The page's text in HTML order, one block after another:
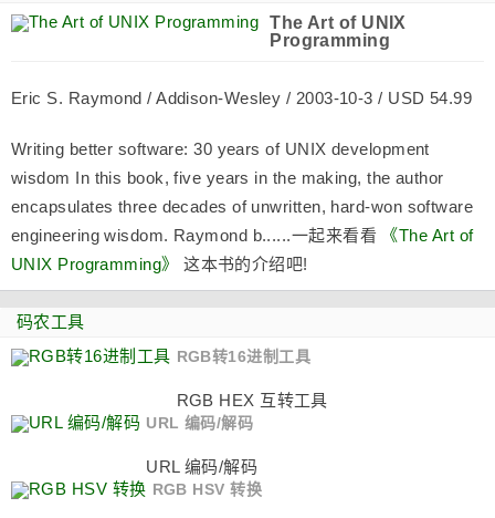
The Art of UNIX
Programming
Eric S. Raymond / Addison-Wesley / 2003-10-3 / USD 54.99
Writing better software: 30 years of UNIX development
wisdom In this book, five years in the making, the author
encapsulates three decades of unwritten, hard-won software
engineering wisdom. Raymond b......一起来看看
《The Art of
UNIX Programming》
这本书的介绍吧!
码农工具
RGB转16进制工具
RGB HEX 互转工具
URL 编码/解码
URL 编码/解码
RGB HSV 转换